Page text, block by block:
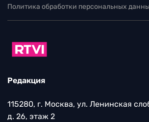
Политика обработки персональных
Редакция
115280, г. Москва, ул. Ленинская
д. 26, этаж 2